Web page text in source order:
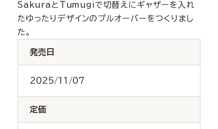
SakuraとTumugiで切替えにギャザーを入れ
たゆったりデザインのプルオーバーをつくりまし
た。
発売日
2025/11/07
定価